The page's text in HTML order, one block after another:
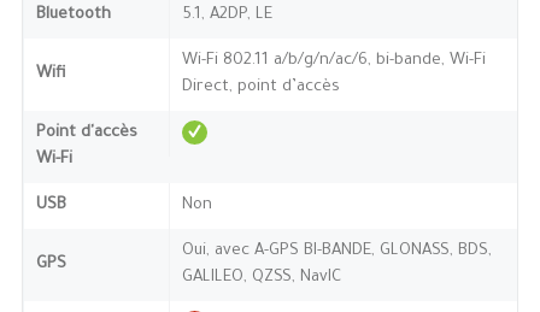
Bluetooth 5.1, A2DP, LE
Wifi
Wi-Fi 802.11 a/b/g/n/ac/6, bi-bande, Wi-Fi
Direct, point d’accès
Point d'accès
Wi-Fi
USB Non
GPS
Oui, avec A-GPS BI-BANDE, GLONASS, BDS,
GALILEO, QZSS, NavIC